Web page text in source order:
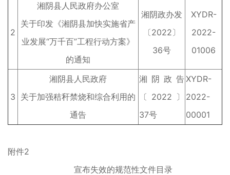
2
湘阴县人民政府办公室
关于印发《湘阴县加快实施省产
业发展“万千百”工程行动方案》
的通知
湘阴政办发
〔2022〕
36号
XYDR-
2022-
01006
3
湘阴县人民政府
关于加强秸秆禁烧和综合利用的
通告
湘阴政告
〔2022〕
37号
XYDR-
2022-
00001
附件2
宣布失效的规范性文件目录